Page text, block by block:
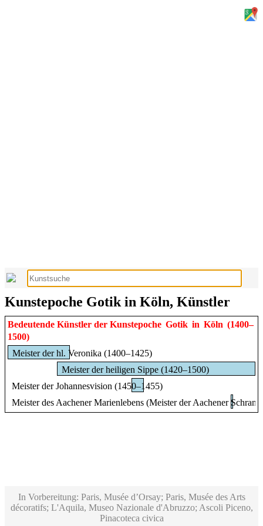
Kunstepoche Gotik in Köln, Künstler
Bedeutende Künstler der Kunstepoche Gotik in Köln (1400–
1500)
Meister der hl. Veronika (1400–1425)
Meister der heiligen Sippe (1420–1500)
Meister der Johannesvision (1450–1455)
Meister des Aachener Marienlebens (Meister der Aachener
In Vorbereitung: Paris, Musée d’Orsay; Paris, Musée des Arts
décoratifs; L'Aquila, Museo Nazionale d'Abruzzo; Ascoli Piceno,
Pinacoteca civica